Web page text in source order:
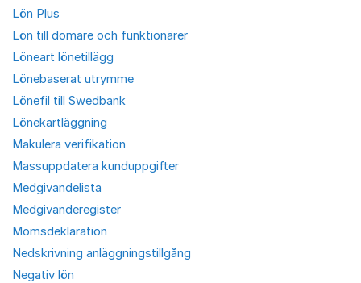
Lön Plus
Lön till domare och funktionärer
Löneart lönetillägg
Lönebaserat utrymme
Lönefil till Swedbank
Lönekartläggning
Makulera verifikation
Massuppdatera kunduppgifter
Medgivandelista
Medgivanderegister
Momsdeklaration
Nedskrivning anläggningstillgång
Negativ lön